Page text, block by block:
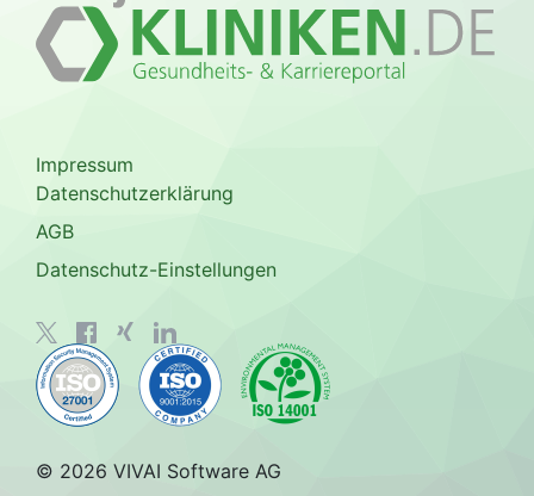
Impressum
Datenschutzerklärung
AGB
Datenschutz-Einstellungen
© 2026 VIVAI Software AG